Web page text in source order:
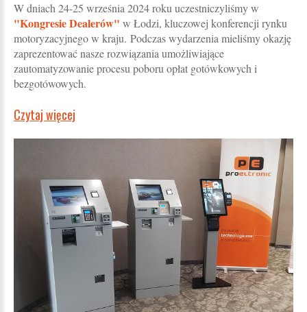
W dniach 24-25 września 2024 roku uczestniczyliśmy w
"Kongresie Dealerów" w Łodzi, kluczowej konferencji rynku
motoryzacyjnego w kraju. Podczas wydarzenia mieliśmy okazję
zaprezentować nasze rozwiązania umożliwiające
zautomatyzowanie procesu poboru opłat gotówkowych i
bezgotówowych.
Czytaj więcej